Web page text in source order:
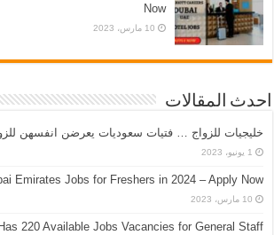
Now
10 مارس، 2023
احدث المقالات
خليجيات للزواج … فتيات سعوديات يعرضن انفسهن
1 يونيو، 2023
Emirates Jobs for Freshers in 2024 – Apply Now
10 مارس، 2023
220 Available Jobs Vacancies for General Staff